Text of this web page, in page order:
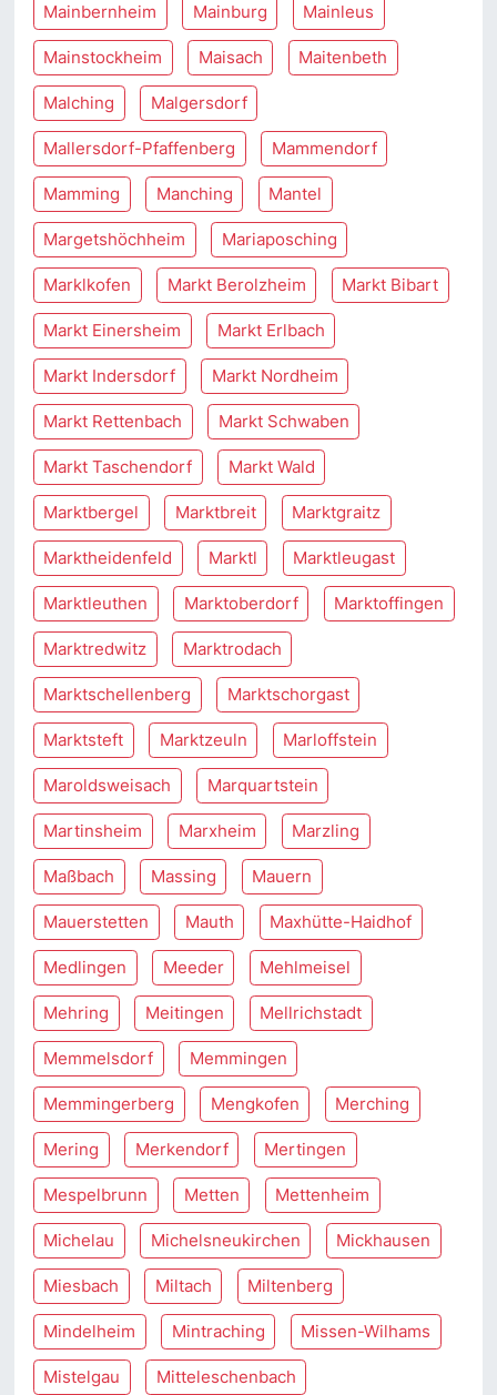
Mainbernheim Mainburg Mainleus
Mainstockheim Maisach Maitenbeth
Malching Malgersdorf
Mallersdorf-Pfaffenberg Mammendorf
Mamming Manching Mantel
Margetshöchheim Mariaposching
Marklkofen Markt Berolzheim Markt Bibart
Markt Einersheim Markt Erlbach
Markt Indersdorf Markt Nordheim
Markt Rettenbach Markt Schwaben
Markt Taschendorf Markt Wald
Marktbergel Marktbreit Marktgraitz
Marktheidenfeld Marktl Marktleugast
Marktleuthen Marktoberdorf Marktoffingen
Marktredwitz Marktrodach
Marktschellenberg Marktschorgast
Marktsteft Marktzeuln Marloffstein
Maroldsweisach Marquartstein
Martinsheim Marxheim Marzling
Maßbach Massing Mauern
Mauerstetten Mauth Maxhütte-Haidhof
Medlingen Meeder Mehlmeisel
Mehring Meitingen Mellrichstadt
Memmelsdorf Memmingen
Memmingerberg Mengkofen Merching
Mering Merkendorf Mertingen
Mespelbrunn Metten Mettenheim
Michelau Michelsneukirchen Mickhausen
Miesbach Miltach Miltenberg
Mindelheim Mintraching Missen-Wilhams
Mistelgau Mitteleschenbach